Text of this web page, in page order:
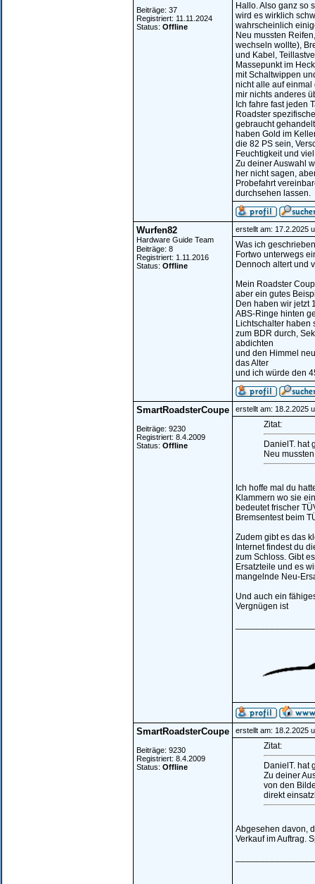
Beiträge: 37
Registriert: 11.11.2024
Status: Offline
Hallo. Also ganz so
wird es wirklich
wahrscheinlich
Neu mussten
wechseln wollte),
und Kabel,
Massepunkt im
mit Schaltwippen
nicht alle auf
mir nichts anderes
Ich fahre fast jeden
Roadster
gebraucht
haben Gold im
die 82 PS sein,
Feuchtigkeit und
Zu deiner Auswahl
her nicht sagen,
Probefahrt
durchsehen lassen.
Wurfen82
Hardware Guide Team
Beiträge: 8
Registriert: 1.11.2016
Status: Offline
erstellt am: 17.2.2025
Was ich
Fortwo unterwegs
Dennoch altert und
Mein Roadster
aber ein gutes
Den haben wir jetzt
ABS-Ringe hinten
Lichtschalter haben
zum BDR durch,
abdichten
und den Himmel
das Alter
und ich würde den
SmartRoadsterCoupe
Beiträge: 9230
Registriert: 8.4.2009
Status: Offline
erstellt am: 18.2.2025
Zitat:
DanielT. hat
Neu
Ich hoffe mal du
Klammern wo sie
bedeutet frischer
Bremsentest beim
Zudem gibt es das
Internet findest du
zum Schloss. Gibt
Ersatzteile und es
mangelnde Neu-
Und auch ein
Vergnügen ist
SmartRoadsterCoupe
Beiträge: 9230
Registriert: 8.4.2009
Status: Offline
erstellt am: 18.2.2025
Zitat:
DanielT. hat
Zu deiner
von den
direkt
Abgesehen davon,
Verkauf im Auftrag.